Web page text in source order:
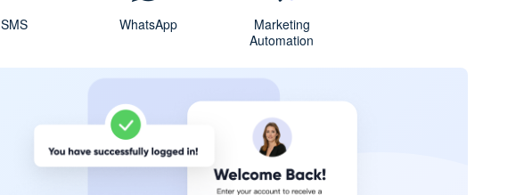
SMS WhatsApp
Marketing
Automation